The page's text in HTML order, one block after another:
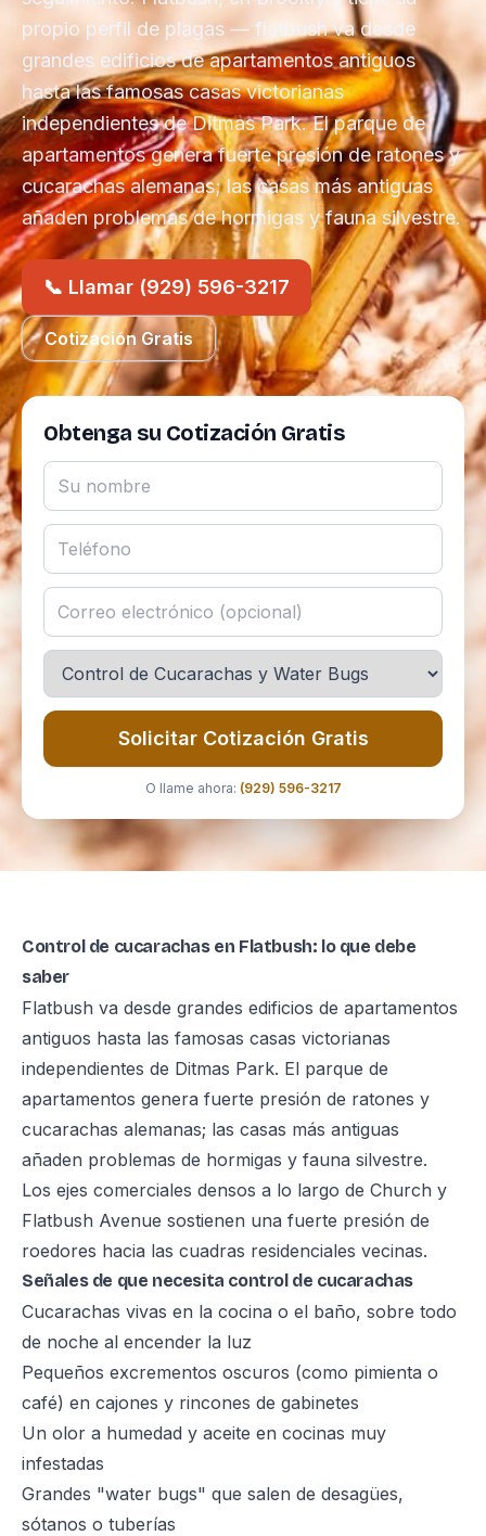
propio perfil de plagas — flatbush va desde
grandes edificios de apartamentos antiguos
hasta las famosas casas victorianas
independientes de Ditmas Park. El parque de
apartamentos genera fuerte presión de ratones y
cucarachas alemanas; las casas más antiguas
añaden problemas de hormigas y fauna silvestre.
📞 Llamar (929) 596-3217
Cotización Gratis
Obtenga su Cotización Gratis
Solicitar Cotización Gratis
O llame ahora: (929) 596-3217
Control de cucarachas en Flatbush: lo que debe
saber
Flatbush va desde grandes edificios de apartamentos
antiguos hasta las famosas casas victorianas
independientes de Ditmas Park. El parque de
apartamentos genera fuerte presión de ratones y
cucarachas alemanas; las casas más antiguas
añaden problemas de hormigas y fauna silvestre.
Los ejes comerciales densos a lo largo de Church y
Flatbush Avenue sostienen una fuerte presión de
roedores hacia las cuadras residenciales vecinas.
Señales de que necesita control de cucarachas
Cucarachas vivas en la cocina o el baño, sobre todo
de noche al encender la luz
Pequeños excrementos oscuros (como pimienta o
café) en cajones y rincones de gabinetes
Un olor a humedad y aceite en cocinas muy
infestadas
Grandes "water bugs" que salen de desagües,
sótanos o tuberías